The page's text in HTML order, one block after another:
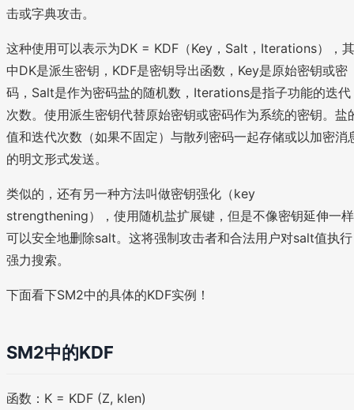
击或字典攻击。
这种使用可以表示为DK = KDF（Key，Salt，Iterations），其
中DK是派生密钥，KDF是密钥导出函数，Key是原始密钥或密
码，Salt是作为密码盐的随机数，Iterations是指子功能的迭代
次数。使用派生密钥代替原始密钥或密码作为系统的密钥。盐
值和迭代次数（如果不固定）与散列密码一起存储或以加密消
的明文形式发送。
类似的，还有另一种方法叫做密钥强化（key
strengthening），使用随机盐扩展键，但是不像密钥延伸一样
可以安全地删除salt。这将强制攻击者和合法用户对salt值执行
强力搜索。
下面看下SM2中的具体的KDF实例！
SM2中的KDF
函数：K = KDF (Z, klen)